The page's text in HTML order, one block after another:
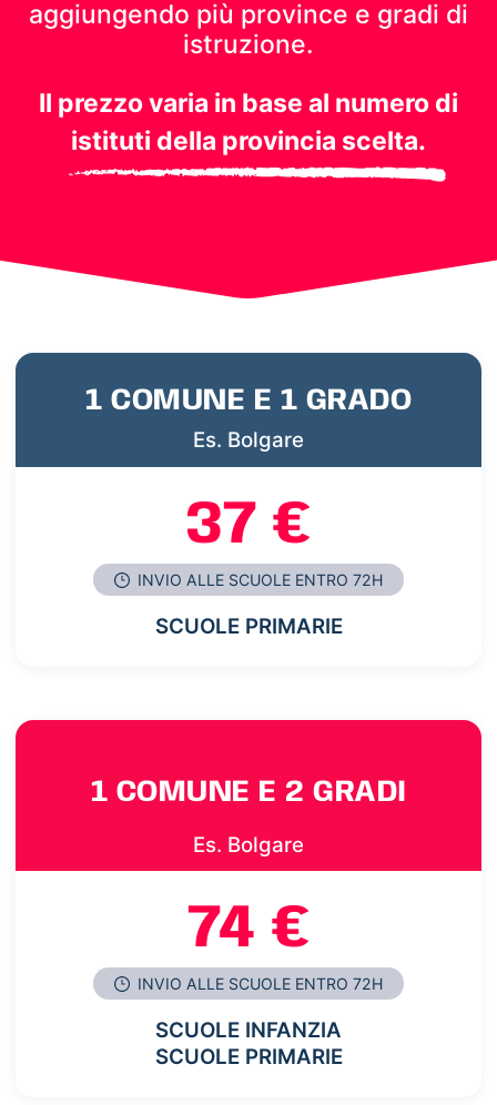
aggiungendo più province e gradi di
istruzione.
Il prezzo varia in base al numero di
istituti della provincia scelta.
1 COMUNE E 1 GRADO
Es. Bolgare
37 €
INVIO ALLE SCUOLE ENTRO 72H
SCUOLE PRIMARIE
1 COMUNE E 2 GRADI
Es. Bolgare
74 €
INVIO ALLE SCUOLE ENTRO 72H
SCUOLE INFANZIA
SCUOLE PRIMARIE